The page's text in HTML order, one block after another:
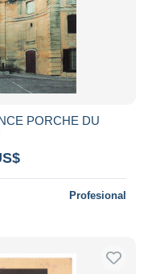
PORCHE DU
Profesional